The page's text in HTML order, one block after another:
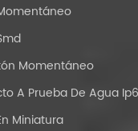
Momentáneo
A Prueba De Agua
Miniatura